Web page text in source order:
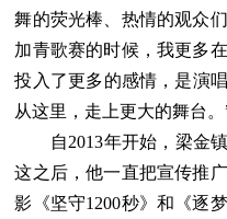
舞的荧光棒、热情的观众
加青歌赛的时候，我更多
投入了更多的感情，是演
从这里，走上更大的舞台。
自2013年开始，梁金镇
这之后，他一直把宣传推
影《坚守1200秒》和《逐